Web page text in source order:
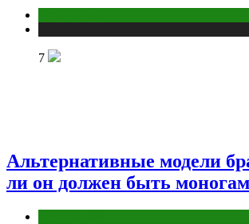
7
Альтернативные модели
ли он должен быть